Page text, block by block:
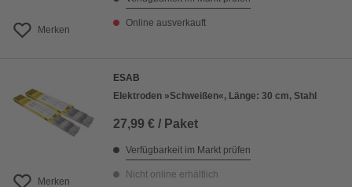
Merken
Online ausverkauft
Merken
ESAB
Elektroden »Schweißen«, Länge: 30 cm, Stahl
27,99 € / Paket
Verfügbarkeit im Markt prüfen
Nicht online erhältlich